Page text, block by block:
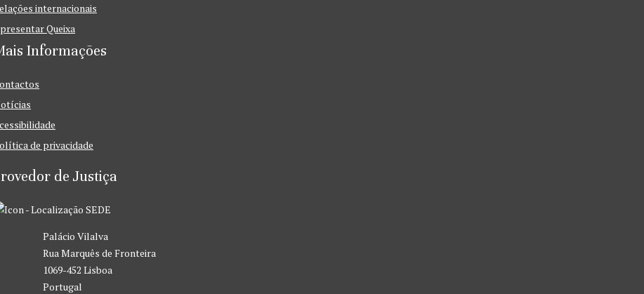
internacionais
Queixa
Informações
de privacidade
de Justiça
SEDE
Palácio Vilalva
Rua Marquês de Fronteira
1069-452 Lisboa
Portugal